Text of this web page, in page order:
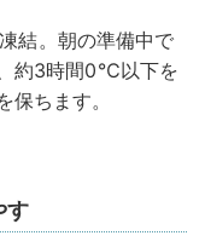
結。朝の準備中で
約3時間0℃以下を
ちます。
す